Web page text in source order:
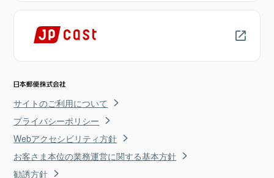
サイトのご利用について
プライバシーポリシー
Webアクセシビリティ方針
お客さま本位の業務運営に関する基本方針
勧誘方針